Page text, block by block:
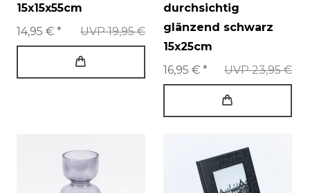
15x15x55cm
UVP 19,95 €
14,95 € *
durchsichtig
glänzend schwarz
15x25cm
UVP 23,95 €
16,95 € *